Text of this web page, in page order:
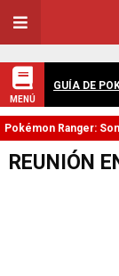
MENÚ
GUÍA DE
Pokémon Ranger:
REUNIÓN